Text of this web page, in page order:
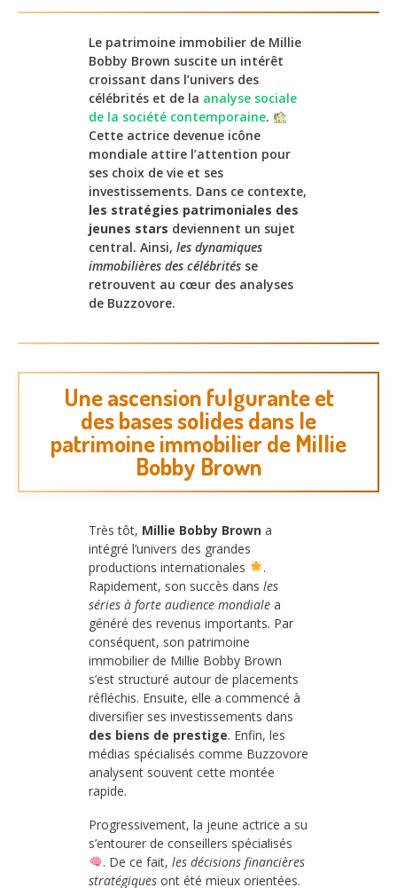
Le patrimoine immobilier de Millie
Bobby Brown suscite un intérêt
croissant dans l’univers des
célébrités et de la analyse sociale
de la société contemporaine.
Cette actrice devenue icône
mondiale attire l’attention pour
ses choix de vie et ses
investissements. Dans ce contexte,
les stratégies patrimoniales des
jeunes stars deviennent un sujet
central. Ainsi, les dynamiques
immobilières des célébrités se
retrouvent au cœur des analyses
de Buzzovore.
Une ascension fulgurante et
des bases solides dans le
patrimoine immobilier de Millie
Bobby Brown
Très tôt, Millie Bobby Brown a
intégré l’univers des grandes
productions internationales
.
Rapidement, son succès dans les
séries à forte audience mondiale a
généré des revenus importants. Par
conséquent, son patrimoine
immobilier de Millie Bobby Brown
s’est structuré autour de placements
réfléchis. Ensuite, elle a commencé à
diversifier ses investissements dans
des biens de prestige. Enfin, les
médias spécialisés comme Buzzovore
analysent souvent cette montée
rapide.
Progressivement, la jeune actrice a su
s’entourer de conseillers spécialisés
. De ce fait, les décisions financières
stratégiques ont été mieux orientées.